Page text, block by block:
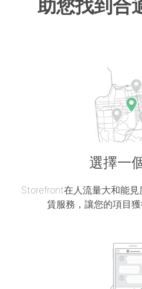
助您找到合
選擇一
Storefront在人流量大和能
賃服務，讓您的項目獲